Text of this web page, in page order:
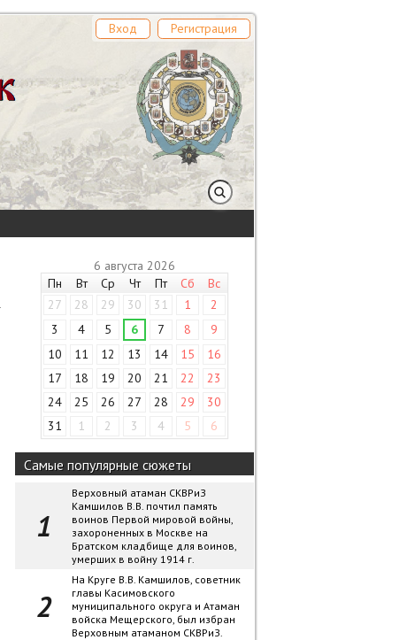
Вход Регистрация
6 августа 2026
Пн
Вт Ср Чт Пт Сб
Вс
27
28 29 30 31 1
2
3
4 5 6 7 8
9
10
11 12 13 14 15
16
17
18 19 20 21 22
23
24
25 26 27 28 29
30
31
1 2 3 4 5 6
Самые популярные сюжеты
Верховный атаман СКВРиЗ
Камшилов В.В. почтил память
воинов Первой мировой войны,
захороненных в Москве на
Братском кладбище для воинов,
умерших в войну 1914 г.
На Круге В.В. Камшилов, советник
главы Касимовского
муниципального округа и Атаман
войска Мещерского, был избран
Верховным атаманом СКВРиЗ.